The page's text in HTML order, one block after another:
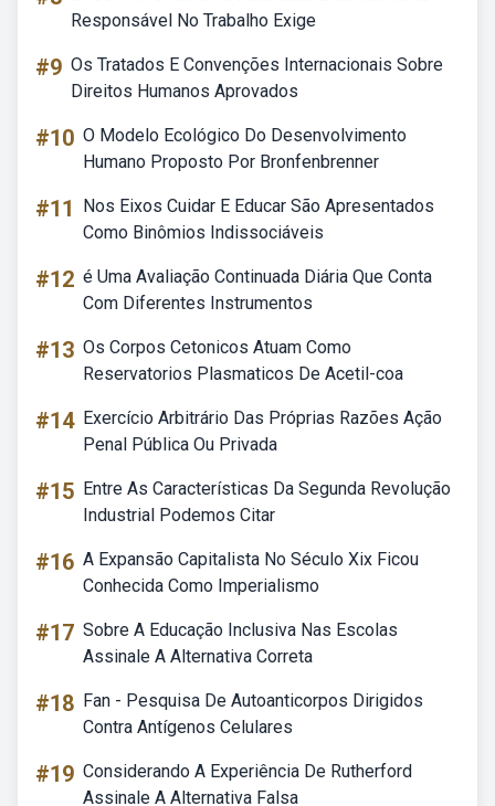
Responsável No Trabalho Exige
#9 Os Tratados E Convenções Internacionais Sobre
Direitos Humanos Aprovados
#10 O Modelo Ecológico Do Desenvolvimento
Humano Proposto Por Bronfenbrenner
#11
Nos Eixos Cuidar E Educar São Apresentados
Como Binômios Indissociáveis
#12 é Uma Avaliação Continuada Diária Que Conta
Com Diferentes Instrumentos
#13 Os Corpos Cetonicos Atuam Como
Reservatorios Plasmaticos De Acetil-coa
#14 Exercício Arbitrário Das Próprias Razões Ação
Penal Pública Ou Privada
#15 Entre As Características Da Segunda Revolução
Industrial Podemos Citar
#16 A Expansão Capitalista No Século Xix Ficou
Conhecida Como Imperialismo
#17 Sobre A Educação Inclusiva Nas Escolas
Assinale A Alternativa Correta
#18 Fan - Pesquisa De Autoanticorpos Dirigidos
Contra Antígenos Celulares
#19 Considerando A Experiência De Rutherford
Assinale A Alternativa Falsa